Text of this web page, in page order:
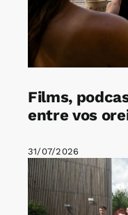
Films,
entre vos
31/07/2026